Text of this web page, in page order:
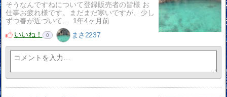
そうなんですねについて登録販売者の皆様 お
仕事お疲れ様です。まだまだ寒いですが、少し
ずつ春が近づいて…
1年4ヶ月前
いいね！
0 まさ2237